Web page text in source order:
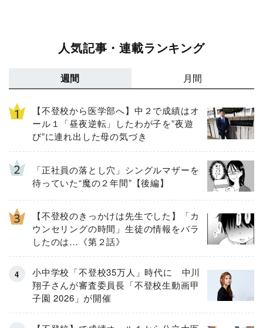
人気記事・連載ランキング
週間 月間
【不登校から医学部へ】中２で成績はオ
ール１「昼夜逆転」したわが子を”夜遊
び”に連れ出した母の気づき
「正社員の落とし穴」シングルマザーを
待っていた“魔の２年間”【後編】
【不登校のきっかけは先生でした】「カ
ウンセリングの時間」生徒の情報をバラ
したのは…《第２話》
小中学校「不登校35万人」時代に 中川
翔子さんが審査委員長「不登校生動画甲
子園 2026」が開催